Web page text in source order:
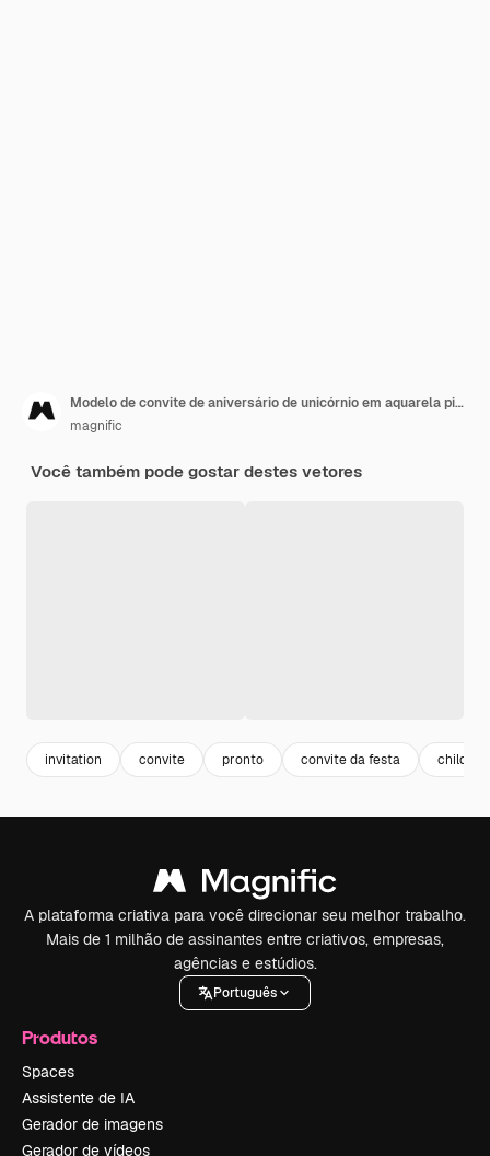
Modelo de convite de aniversário de unicórnio em aquarela pintado à mão
magnific
Você também pode gostar destes vetores
invitation convite pronto convite da festa children
A plataforma criativa para você direcionar seu melhor trabalho.
Mais de 1 milhão de assinantes entre criativos, empresas,
agências e estúdios.
Português
Produtos
Spaces
Assistente de IA
Gerador de imagens
Gerador de vídeos